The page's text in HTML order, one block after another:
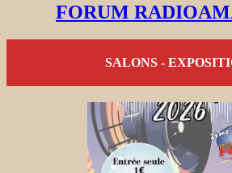
FORUM
SALONS -